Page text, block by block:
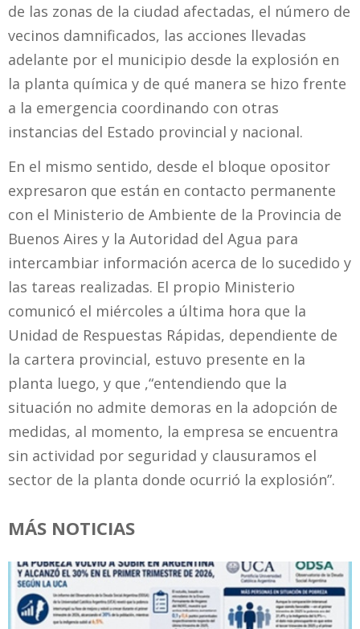
de las zonas de la ciudad afectadas, el número de
vecinos damnificados, las acciones llevadas
adelante por el municipio desde la explosión en
la planta química y de qué manera se hizo frente
a la emergencia coordinando con otras
instancias del Estado provincial y nacional.
En el mismo sentido, desde el bloque opositor
expresaron que están en contacto permanente
con el Ministerio de Ambiente de la Provincia de
Buenos Aires y la Autoridad del Agua para
intercambiar información acerca de lo sucedido y
las tareas realizadas. El propio Ministerio
comunicó el miércoles a última hora que la
Unidad de Respuestas Rápidas, dependiente de
la cartera provincial, estuvo presente en la
planta luego, y que ,“entendiendo que la
situación no admite demoras en la adopción de
medidas, al momento, la empresa se encuentra
sin actividad por seguridad y clausuramos el
sector de la planta donde ocurrió la explosión”.
MÁS NOTICIAS